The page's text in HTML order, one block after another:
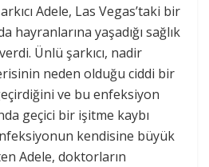
Adele, Las Vegas’taki bir
hayranlarına yaşadığı sağlık
Ünlü şarkıcı, nadir
neden olduğu ciddi bir
ve bu enfeksiyon
geçici bir işitme kaybı
Enfeksiyonun kendisine büyük
Adele, doktorların